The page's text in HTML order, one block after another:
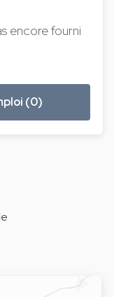
encore fourni
(0)